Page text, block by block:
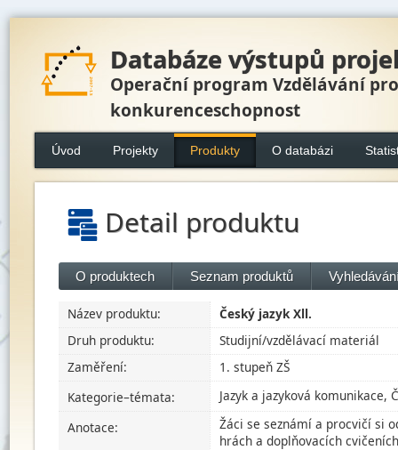
Databáze výstupů
Operační program Vzdělávání pro
konkurenceschopnost
Úvod Projekty Produkty O databázi
Detail produktu
O produktech Seznam produktů
Název produktu:
Český jazyk Xll.
Druh produktu:
Studijní/vzdělávací materiál
Zaměření:
1. stupeň ZŠ
Kategorie–témata:
Jazyk a jazyková komunikace,
Anotace:
Žáci se seznámí a procvičí si
hrách a doplňovacích